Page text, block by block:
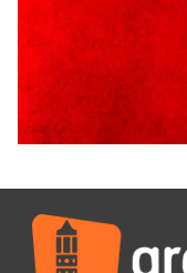
Ευχαριστήριο
Παρασχάκη Αθανάσιο
5 Αυγούστου 2026
Διακοπή
5 Αυγούστου 2026
Θερινό Σινεμά στο
Καλοκαιριού 2026»